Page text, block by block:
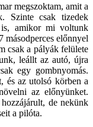
megszoktam, amit a
Szinte csak tizedek
is, amikor mi voltunk
másodperces előnnyel
csak a pályák felülete
leállt az autó, újra
egy gombnyomás.
és az utolsó körben a
az előnyünket.
de nekünk
a pilóta.